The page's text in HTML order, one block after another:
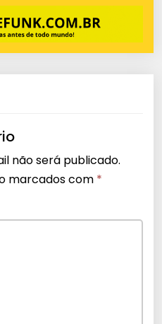
não será publicado.
marcados com *